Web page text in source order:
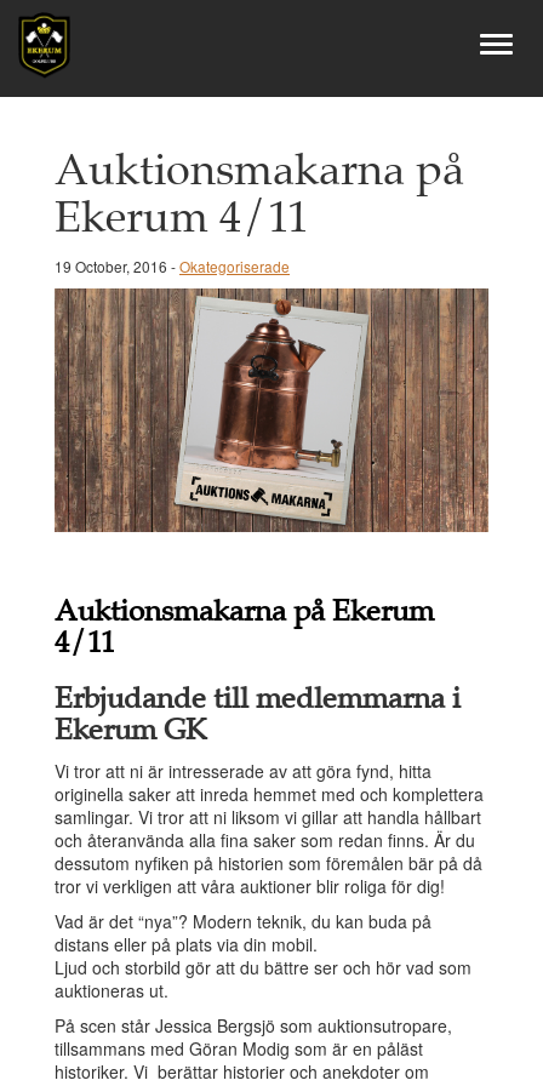
Auktionsmakarna på
Ekerum 4/11
19 October, 2016 -Okategoriserade
Auktionsmakarna på Ekerum
4/11
Erbjudande till medlemmarna i
Ekerum GK
Vi tror att ni är intresserade av att göra fynd, hitta
originella saker att inreda hemmet med och komplettera
samlingar. Vi tror att ni liksom vi gillar att handla hållbart
och återanvända alla fina saker som redan finns. Är du
dessutom nyfiken på historien som föremålen bär på då
tror vi verkligen att våra auktioner blir roliga för dig!
Vad är det “nya”? Modern teknik, du kan buda på
distans eller på plats via din mobil.
Ljud och storbild gör att du bättre ser och hör vad som
auktioneras ut.
På scen står Jessica Bergsjö som auktionsutropare,
tillsammans med Göran Modig som är en påläst
historiker. Vi berättar historier och anekdoter om